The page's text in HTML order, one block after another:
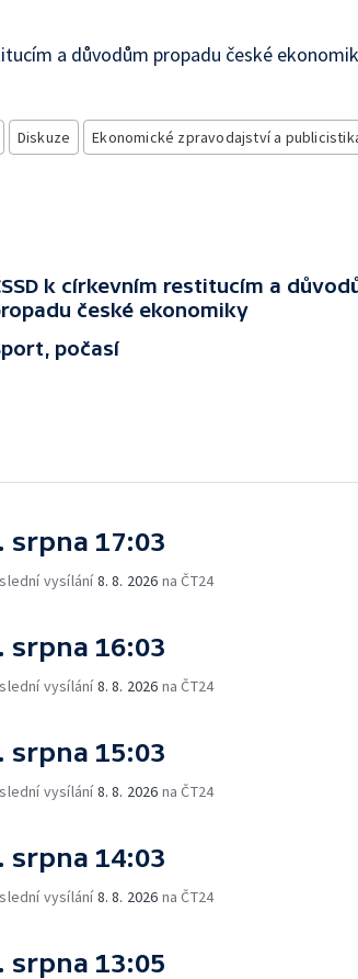
a důvodům propadu české
Diskuze
Ekonomické zpravodajství a
k církevním restitucím a
české ekonomiky
počasí
srpna 17:03
vysílání8. 8. 2026 na ČT24
srpna 16:03
vysílání8. 8. 2026 na ČT24
srpna 15:03
vysílání8. 8. 2026 na ČT24
srpna 14:03
vysílání8. 8. 2026 na ČT24
srpna 13:05